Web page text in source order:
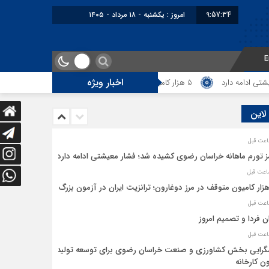
9:57:36 برابر با : Sunday - 9 August - 2026
اخبار ویژه 5 هزار کامیون متوقف در مرز دوغارون؛ ترانزیت ایران در آزمون بزرگ
تورم ماهانه خراسان رضوی کشیده شد؛ فشار معیشتی ادامه دارد
فردا و تصمیم امروز
بخش کشاورزی و صنعت خراسان رضوی برای توسعه تولید
کارخانه